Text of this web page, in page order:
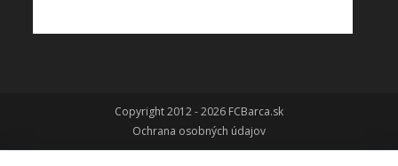
Copyright 2012 - 2026 FCBarca.sk
Ochrana osobných údajov